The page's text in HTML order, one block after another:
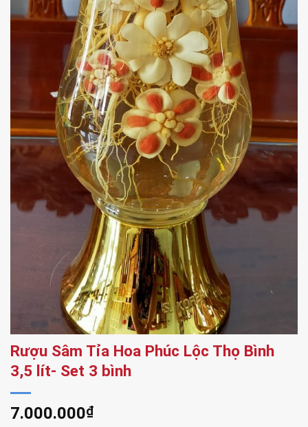
Rượu Sâm Tỉa Hoa Phúc Lộc Thọ Bình
3,5 lít- Set 3 bình
7.000.000₫